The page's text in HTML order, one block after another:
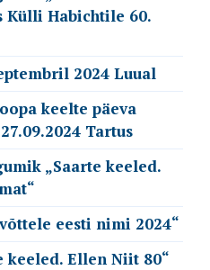
Külli Habichtile 60.
2024 Luual
keelte päeva
Tartus
„Saarte keeled.
eesti nimi 2024“
keeled. Ellen Niit 80“